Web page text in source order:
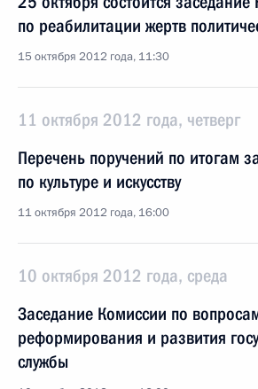
по реабилитации жертв
15 октября 2012 года, 11:30
11 октября 2012 года, четверг
Перечень поручений по итогам
по культуре и искусству
11 октября 2012 года, 16:00
10 октября 2012 года, среда
Заседание Комиссии по
реформирования и развития
службы